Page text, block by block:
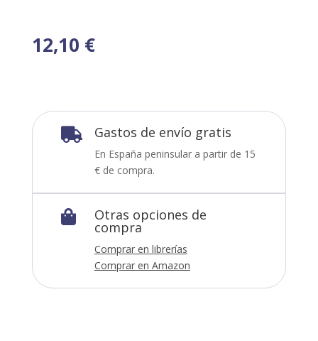
12,10 €
 Gastos de envío gratis
En España peninsular a partir de 15
€ de compra.
 Otras opciones de
compra
Comprar en librerías
Comprar en Amazon